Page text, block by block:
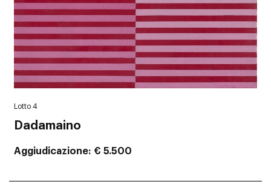
Lotto 4
Dadamaino
Aggiudicazione € 5.500